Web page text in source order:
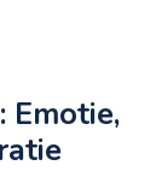
Emotie,